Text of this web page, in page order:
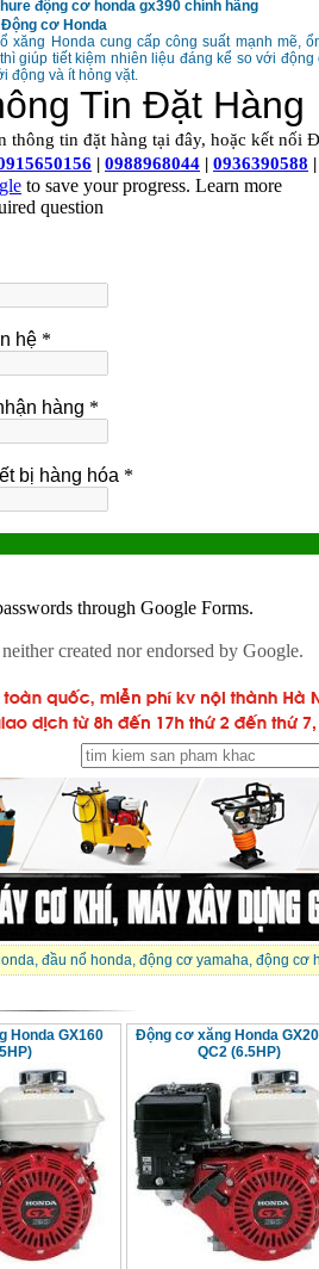
Động cơ Honda
xăng Honda cung cấp công suất mạnh mẽ,
giúp tiết kiệm nhiên liệu đáng kể so với
động và ít hỏng vặt.
, đầu nổ honda, động cơ yamaha, động cơ
Honda GX160
Động cơ xăng Honda
QC2 (6.5HP)